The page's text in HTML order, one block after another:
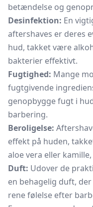
betændelse og
Desinfektion: En
aftershaves er deres
hud, takket være
bakterier effektivt.
Fugtighed: Mange
fugtgivende
genopbygge fugt i
barbering.
Beroligelse:
effekt på huden,
aloe vera eller
Duft: Udover de
en behagelig duft,
rene følelse efter